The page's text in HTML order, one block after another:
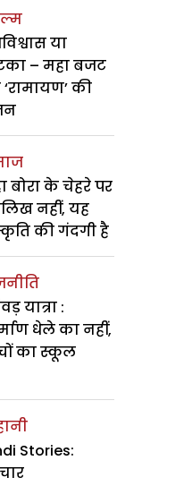
या
– महा बजट
की
बोरा के चेहरे पर
नहीं, यह
की गंदगी है
यात्रा :
धेले का नहीं,
का स्कूल
Stories: